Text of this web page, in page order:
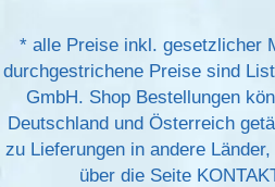
* alle Preise inkl. gesetzlicher
durchgestrichene Preise sind
GmbH. Shop Bestellungen
Deutschland und Österreich
zu Lieferungen in andere
über die Seite